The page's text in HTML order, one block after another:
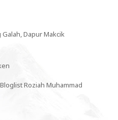
Dapur Makcik
Roziah Muhammad